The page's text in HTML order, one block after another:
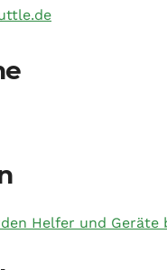
Helfer und Geräte